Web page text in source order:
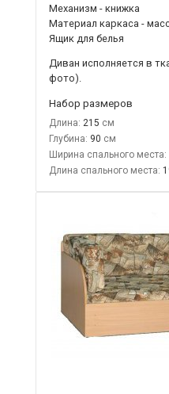
Механизм - книжка
Материал каркаса -
Ящик для белья
Диван исполняется в
фото).
Набор размеров
Длина: 215
Глубина: 90
Ширина спального места:
Длина спального места: